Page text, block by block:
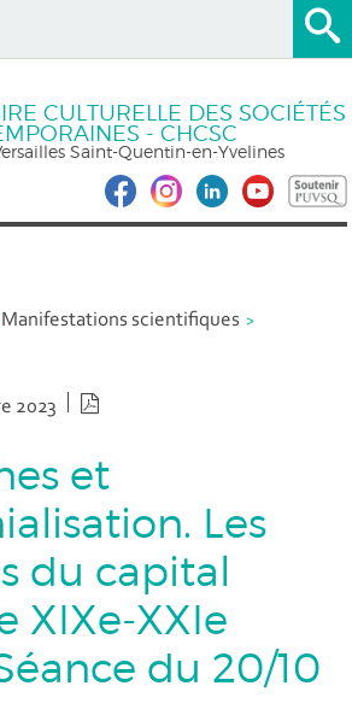
CULTURELLE DES SOCIÉTÉS
- CHCSC
Saint-Quentin-en-Yvelines
Manifestations scientifiques
2023
et
Les
du capital
XIXe-XXIe
du 20/10